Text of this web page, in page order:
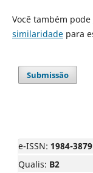
Você também pode
similaridadepara
Submissão
e-ISSN: 1984-3879
Qualis: B2